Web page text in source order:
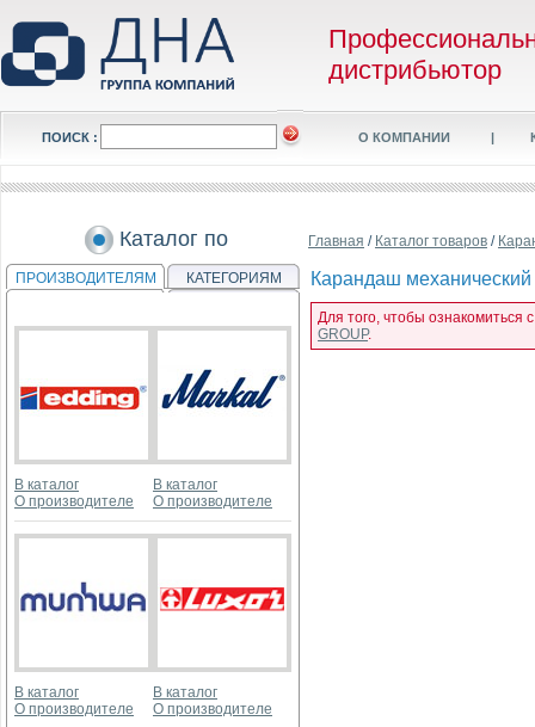
дистрибьютор
ПОИСК : О КОМПАНИИ |
Каталог по
ПРОИЗВОДИТЕЛЯМ КАТЕГОРИЯМ
В каталог
О производителе
В каталог
О производителе
В каталог
О производителе
В каталог
О производителе
Главная / Каталог товаров /
Карандаш
Для того, чтобы ознакомиться
GROUP.